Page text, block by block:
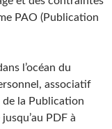
PAO (Publication
l’océan du
associatif
de la Publication
PDF à